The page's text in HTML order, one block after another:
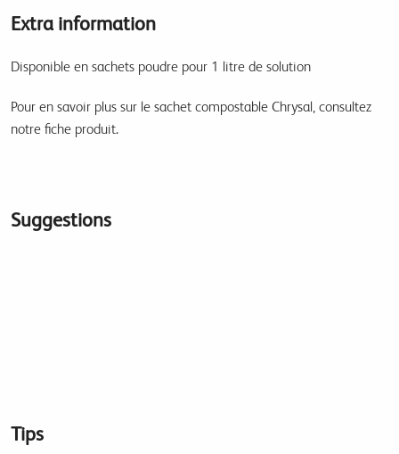
Extra information
Disponible en sachets poudre pour 1 litre de solution
Pour en savoir plus sur le sachet compostable Chrysal, consultez
notre fiche produit.
Suggestions
Tips